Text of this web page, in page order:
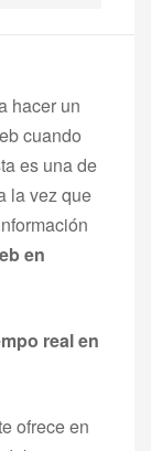
hacer un
cuando
es una de
la vez que
en
real en
ofrece en